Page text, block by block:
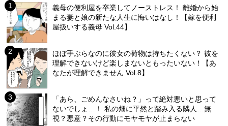
義母の便利屋を卒業してノーストレス！ 離婚から始
まる妻と娘の新たな人生に悔いはなし！【嫁を便利
屋扱いする義母 Vol.44】
ほぼ手ぶらなのに彼女の荷物は持ちたくない？ 彼を
理解できないけど楽しまないともったいない！【あ
なたが理解できません Vol.8】
「あら、ごめんなさいね？」って絶対悪いと思って
ないでしょ…！ 私の畑に平然と踏み入る隣人…無
視？悪意？その行動にモヤモヤが止まらない